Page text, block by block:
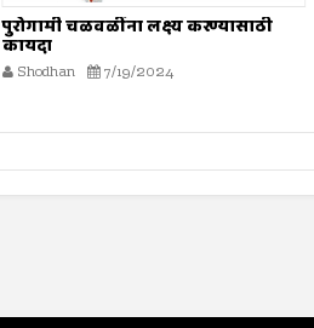
पुरोगामी चळवळींना लक्ष्य करण्यासाठी
कायदा
Shodhan 7/19/2024